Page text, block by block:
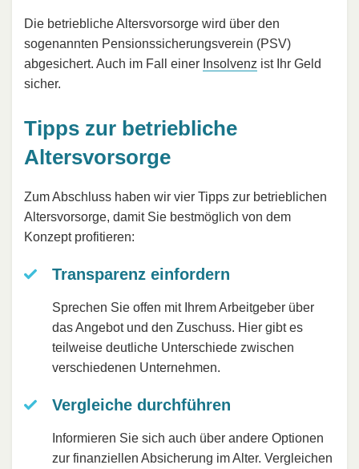
Die betriebliche Altersvorsorge wird über den
sogenannten Pensionssicherungsverein (PSV)
abgesichert. Auch im Fall einer Insolvenz ist Ihr Geld
sicher.
Tipps zur betriebliche
Altersvorsorge
Zum Abschluss haben wir vier Tipps zur betrieblichen
Altersvorsorge, damit Sie bestmöglich von dem
Konzept profitieren:
Transparenz einfordern
Sprechen Sie offen mit Ihrem Arbeitgeber über
das Angebot und den Zuschuss. Hier gibt es
teilweise deutliche Unterschiede zwischen
verschiedenen Unternehmen.
Vergleiche durchführen
Informieren Sie sich auch über andere Optionen
zur finanziellen Absicherung im Alter. Vergleichen